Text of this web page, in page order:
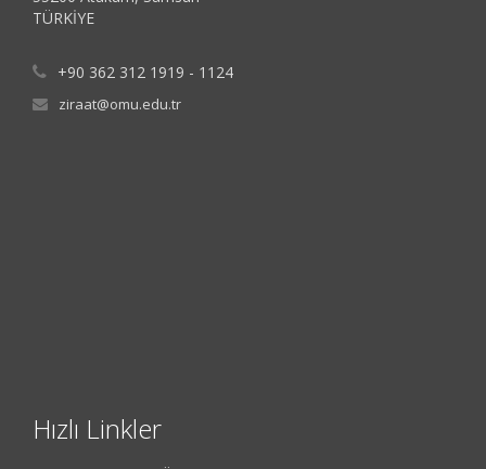
TÜRKİYE
+90 362 312 1919 - 1124
ziraat@omu.edu.tr
Hızlı Linkler